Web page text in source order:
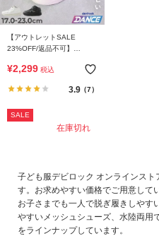
【アウトレットSALE
23%OFF/返品不可】
ニーカー（クッションイン
¥2,299 税込
3.9（7）
SALE
在庫切れ
子ども服デビロック オンラインス
す。お求めやすい価格でご用意して
お子さまでも一人で脱ぎ履きしやす
やすいメッシュシューズ、水陸両用
をラインナップしています。